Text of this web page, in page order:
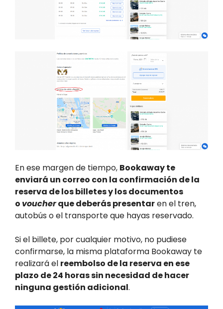
En ese margen de tiempo, Bookaway te
enviará un correo con la confirmación de la
reserva de los billetes y los documentos
o voucherque deberás presentaren el tren,
autobús o el transporte que hayas reservado.
Si el billete, por cualquier motivo, no pudiese
confirmarse, la misma plataforma Bookaway te
realizará el reembolso de la reserva en ese
plazo de 24 horas sin necesidad de hacer
ninguna gestión adicional.